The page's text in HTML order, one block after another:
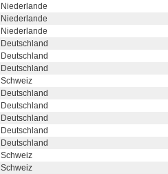
Niederlande
Niederlande
Niederlande
Deutschland
Deutschland
Deutschland
Schweiz
Deutschland
Deutschland
Deutschland
Deutschland
Deutschland
Schweiz
Schweiz